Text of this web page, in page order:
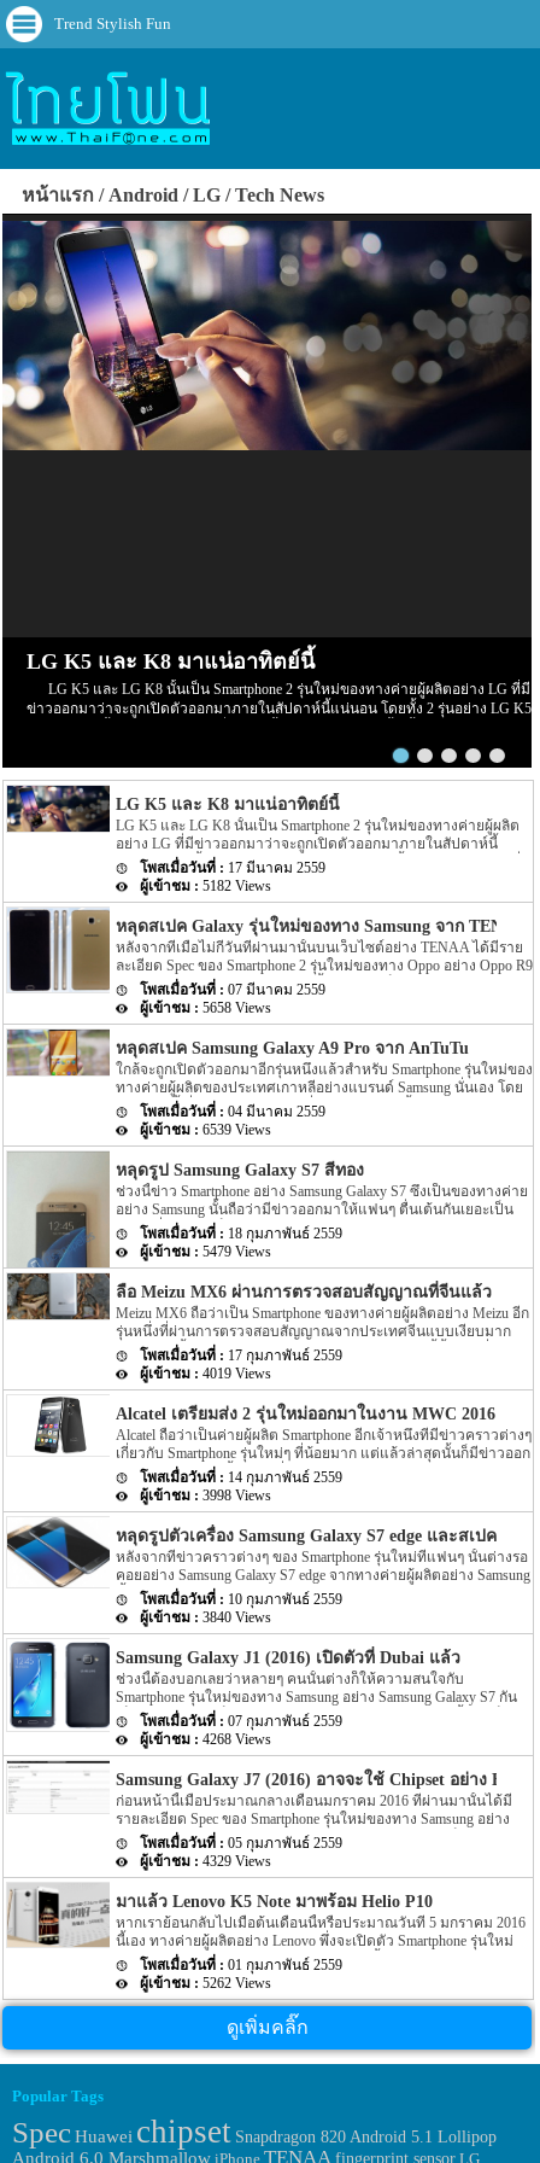
Trend Stylish Fun
หน้าแรก Android LG Tech News
LG K5 และ K8 มาแน่อาทิตย์นี้
LG K5 และ LG K8 นั้นเป็น Smartphone 2 รุ่นใหม่ของทางค่ายผู้ผลิตอย่าง LG ที่มี
ข่าวออกมาว่าจะถูกเปิดตัวออกมาภายในสัปดาห์นี้แน่นอน โดยทั้ง 2 รุ่นอย่าง LG K5
นี้ทาง President และ CEO ของทาง LG Electronics Mobile นั้นได้ออกมากล่าวชื่นชม
ทั้ง 2 รุ่นนี้ว่า “The K8 and K5 will be fantastic choices for anyone who is seeking a
smartphone with great looks, great […]
LG K5 และ K8 มาแน่อาทิตย์นี้
LG K5 และ LG K8 นั้นเป็น Smartphone 2 รุ่นใหม่ของทางค่ายผู้ผลิต
อย่าง LG ที่มีข่าวออกมาว่าจะถูกเปิดตัวออกมาภายในสัปดาห์นี้
แน่นอน โดยทั้ง 2 รุ่นอย่าง LG K5 และ LG K8 นี้จะมีขนาดหน้าจอที่
เท่ากันนั้นก็คือประมาณ 5 นิ้ว นั้นเอง โดย 2 รุุ่นใหม่นี้ทาง President
และ CEO ของทาง LG Electronics Mobile นั้นได้ออกมากล่าวชื่นชมทั้ง
2 รุ่นนี้ว่า “The K8 and K5 will be fantastic choices for anyone who is
seeking a smartphone with great looks, great […]
17 มีนาคม 2559
5182 Views
หลุดสเปค Galaxy รุ่นใหม่ของทาง Samsung จาก TENAA
หลังจากที่เมื่อไม่กี่วันที่ผ่านมานั้นบนเว็บไซต์อย่าง TENAA ได้มีราย
ละเอียด Spec ของ Smartphone 2 รุ่นใหม่ของทาง Oppo อย่าง Oppo R9
และ R9 Plus กันไปแล้ว แต่ล่าสุดนั้นบนหน้าเว็บไซต์อย่าง TENAA
กลับมีสเปคของ Samsung Galaxy รุ่นใหม่ของทาง Samsung ออกมาให้
เราได้ตื่นเต้นกันอีกครั้ง สำหรับสเปคของ Smartphone รุ่นใหม่ของทาง
Samsung ที่ถูกเปิดเผยบนหน้าเว็บไซต์ TENAA นี้นั้นจะเป็นรุ่นอย่าง
Samsung Galaxy A9 Pro นั้นเอง ซึ่งหากเราย้อนกลับไปเมื่อประมาณ
เดือนมกราคมที่ผ่านมานั้นได้มีข่าวลือต่างๆ ของ Samsung Galaxy A9
Pro ออกมาให้เราได้ทราบกันไปแล้ว โดยหลังจากนั้นประมาณเดือน
กุมภาพันธ์นั้นบนหน้าเว็บไซต์อย่าง GFXBench และบนหน้าเว็บไซต์
AnTuTu นั้นก็มีรายละเอียดสเปคของ Samsung Galaxy A9 Pro รุ่นใหม่
นี้ถูกเปิดเผยออกมาอีกครั้ง แต่ล่าสุดนั้นบนหน้าเว็บไซต์ตรวจสอบ
สัญญาณอุปกรณ์เคลื่อนที่อย่าง TENAA […]
07 มีนาคม 2559
5658 Views
หลุดสเปค Samsung Galaxy A9 Pro จาก AnTuTu
ใกล้จะถูกเปิดตัวออกมาอีกรุ่นหนึ่งแล้วสำหรับ Smartphone รุ่นใหม่ของ
ทางค่ายผู้ผลิตของประเทศเกาหลีอย่างแบรนด์ Samsung นั่นเอง โดย
ก่อนหน้านี้เมื่องาน MWC 2016 ที่ผ่านไปไม่นานนี้เอง ทาง Samsung
เองก็เพิ่งเปิดตัว Samsung Galaxy S7 และ Samsung Galaxy S7 edge
ออกไปเอง โดยล่าสุดนั้นกลับมีสเปคของ Smartphone รุ่นใหม่ของทาง
Samsung ออกมาแล้ว สำหรับสเปคของ Smartphone รุ่นใหม่ของทาง
Samsung นั้นจะเป็นรุ่นใหม่อย่าง Samsung Galaxy A9 Pro โดยก่อน
หน้านี้เมื่อต้นเดือนกุมภาพันธ์นั้นก็มีสเปคของ Galaxy A9 Pro ถูกเปิด
เผยออกมาแล้ว โดย Spec ในตอนนั้นจะเป็นข้อมูลจากเว็บไซต์อย่าง
GFXBench สำหรับความละเอียดของตัวกล้องของ Galaxy A9 Pro จะมี
ความละเอียดมากกว่า A9 (2016) ไม่มากนัก โดยจะอัพเกรดจากรุ่น
A9 (2016) […]
04 มีนาคม 2559
6539 Views
หลุดรูป Samsung Galaxy S7 สีทอง
ช่วงนี้ข่าว Smartphone อย่าง Samsung Galaxy S7 ซึ่งเป็นของทางค่าย
อย่าง Samsung นั้นถือว่ามีข่าวออกมาให้แฟนๆ ตื่นเต้นกันเยอะเป็น
พิเศษ ซึ่งอาจจะเป็นเพราะกำหนดเปิดตัว Samsung Galaxy S7 ของ
ทาง Samsung ภายในงานปลายเดือนนี้อย่าง MWC 2016 นั้นใกล้เข้า
มาแล้วนั้นเอง โดยก่อนหน้านี้ได้มีรูปตัวเครื่อง Samsung Galaxy S7
หลุดออกมาแล้วเมื่อไม่นานมานี้เอง แต่ล่าสุดนั้นกลับมีรูปหลุดของ
Samsung Galaxy S7 ออกมาให้แฟนๆ ได้ตืนเต้นกันอีกครั้งแล้ว โดยรูป
ตัวเครื่อง Samsung Galaxy S7 ที่หลุดออกมาเมื่อไม่นานมานี้นั้นจะเป็น
รูปตัวเครื่องสีดำนั้นเอง แต่รูปตัวเครื่อง Samsung Galaxy S7 ที่หลุด
ออกมาล่าสุดนั้นจะมีสีที่แตกต่างไปจากตอนนั้นโดยสีของตัวเครื่องจะ
เป็นสีทองนั้นเอง อีกทั้งรูปหลุดดังกล่าวไม่เพียงแต่เป็นรูปทางด้านหน้า
เครื่องอย่างเดียวเท่านั้น แต่ยังมีรูปทางด้านหลังของตัวเครื่องออกมา
อีกด้วย สำหรับรูปหลุดนี้นั้น (จากรูป) เราจะเห็นว่าทางด้านหลังของ
ตัวเครื่องนั้นทั้งทางซ้ายและทางขวาของตัวเครื่องจะมีความโค้งมน
ซึ่งจะมีความคล้ายกับ Smartphone หน้าจอใหญ่ของทาง Samsung อีก
รุ่นหนึ่งอย่าง Samsung Galaxy Note 5 […]
18 กุมภาพันธ์ 2559
5479 Views
ลือ Meizu MX6 ผ่านการตรวจสอบสัญญาณที่จีนแล้ว
Meizu MX6 ถือว่าเป็น Smartphone ของทางค่ายผู้ผลิตอย่าง Meizu อีก
รุ่นหนึ่งที่ผ่านการตรวจสอบสัญญาณจากประเทศจีนแบบเงียบมาก
โดยล่าสุดนั้นจากข่าวได้ระบุว่า Meizu MX6 รุ่นใหม่นี้นั้นจะมีชื่อ
model number ว่า M681Q อีกทั้งตัวเครื่องอย่าง Meizu MX6 จะรองรับ
การเชื่อมต่อสัญญาณอย่าง GSM / TD-SCDMA / WCDMA /
CDMA2000 / TD-LTE / FDD-LTE ได้ อีกทั้งรายละเอียดของข่าวยังได้
ระบุ Spec ภายในตัวเครื่องออกมาอีกด้วย ซึ่งหากเราย้อนกลับไปนั้น
ข่าวต่างๆ ของ Meizu MX6 รุ่นใหม่นี้นั้นถือว่ามีออกมาน้อยมารวมไป
ถึง Spec ภายในตัวเครื่องอีกด้วย โดย Spec ที่ถูกลือมาก่อนหน้านี้นั้นได้
ระบุออกมาว่า Meizu MX6 รุ่นใหม่นี้จะถูกขับเคลื่อนด้วย Chipset ของ
ทาง MediaTek อย่าง MediaTek Helio X20 นั้นเอง […]
17 กุมภาพันธ์ 2559
4019 Views
Alcatel เตรียมส่ง 2 รุ่นใหม่ออกมาในงาน MWC 2016
Alcatel ถือว่าเป็นค่ายผู้ผลิต Smartphone อีกเจ้าหนึ่งที่มีข่าวคราวต่างๆ
เกี่ยวกับ Smartphone รุ่นใหม่ๆ ที่น้อยมาก แต่แล้วล่าสุดนั้นก็มีข่าวออก
มาว่าทาง Alcatel นั้นกำลังที่จะเปิดตัว Smartphone 2 รุ่นใหม่อย่าง
Alcatel OneTouch Idol 4 และ Alcatel OneTouch Idol 4S นั้นเอง โดย
ก่อนหน้านี้ไม่มีรายละเอียดใดๆ ของ 2 รุ่นใหม่อย่าง Alcatel OneTouch
Idol 4 และ Alcatel OneTouch Idol 4S นี้ออกมาให้เราได้เราได้ทราบกัน
เลย แต่ล่าสุดบนหน้าเว็บไซต์ support ของทาง Alcatel นั้นก็แสดงราย
ละเอียดของ 2 รุ่นใหม่อย่าง Alcatel OneTouch Idol 4 และ Alcatel
OneTouch Idol 4S ออกมาให้เราได้ทราบรายละเอียด […]
14 กุมภาพันธ์ 2559
3998 Views
หลุดรูปตัวเครื่อง Samsung Galaxy S7 edge และสเปคจาก
หลังจากที่ข่าวคราวต่างๆ ของ Smartphone รุ่นใหม่ที่แฟนๆ นั้นต่างรอ
คอยอย่าง Samsung Galaxy S7 edge จากทางค่ายผู้ผลิตอย่าง Samsung
นั้นต่างไม่ค่อยมีความคืบหน้าต่างๆ ออกมาให้เราได้ทราบราย
ละเอียดมากนักในช่วงนี้ แฟนๆ หลายๆ ท่านอาจจะรอไปจนถึงเปิดตัว
ในปลายเดือนนี้เลยเพื่อที่จะได้ข่าวที่ชัดเจน แต่เหมือนทาง Samsung
นั้นจะรู้ โดยล่าสุดนั้นกลับมีภาพตัวเครื่อง Samsung Galaxy S7 edge
หลุดออกมาให้เราได้เห็นรูปร่างกันอย่างชัดเจนแล้ว สำหรับข่าวของ
Samsung Galaxy S7 edge ที่หลุดออกมานั้น (จากรูป) เราจะเห็นว่าหน้า
จอการแสดงผลของ Samsung Galaxy S7 edge รุ่นนี้นั้นจะมาพร้อมกับ
หน้าจอที่เป็นแบบ curved screen ทั้งขอบทางด้านซ้ายและขอบทาง
ด้านขวานั้นเอง อีกทั้ง (จากรูป) ที่แสดงนั้นหน้าจอได้แสดงผลสเปค
ของ Samsung Galaxy S7 edge ให้เราได้ทราบกันอีกด้วย โดยราย
ละเอียดของ Spec ที่แสดงนั้นจะเป็นข้อมูลจากเว็บไซต์ benchmark
อย่าง AnTuTu […]
10 กุมภาพันธ์ 2559
3840 Views
Samsung Galaxy J1 (2016) เปิดตัวที่ Dubai แล้ว
ช่วงนี้ต้องบอกเลยว่าหลายๆ คนนั้นต่างก็ให้ความสนใจกับ
Smartphone รุ่นใหม่ของทาง Samsung อย่าง Samsung Galaxy S7 กัน
เป็นส่วนใหญ่ แต่ก็มีน้อยคนนักจะทราบว่าทาง Samsung นั้นเองก็ได้
เปิดตัว Smartphone รุ่นเล็กอย่าง Samsung Galaxy J1 2016 ออกมาแล้ว
ที่ Dubai โดยก่อนหน้านี้เราได้พบเห็นรูป renders ของตัวเครื่อง
Samsung Galaxy J1 2016 กันไปแล้ว โดยรูป renders ตัวเครื่อง
Samsung Galaxy J1 2016 ดังกล่าวที่หลุดออกมานั้นได้ถูกเปิดเผยจาก
ทาง Social อย่าง Twitter นั้นเอง อีกทั้งรายละเอียดยังได้ระบุ Spec ของ
ตัวเครื่องที่ไม่แน่ชัดออกมาอีกด้วย แต่ล่าสุดนั้นทาง Samsung เองก็
เปิดตัว Samsung Galaxy J1 เวอร์ชั่น 2016 ออกมาแล้วอย่างเป็น
ทางการที่เมือง Dubai ประเทศอินเดียแล้ว […]
07 กุมภาพันธ์ 2559
4268 Views
Samsung Galaxy J7 (2016) อาจจะใช้ Chipset อย่าง
ก่อนหน้านี้เมื่อประมาณกลางเดือนมกราคม 2016 ที่ผ่านมานั้นได้มี
รายละเอียด Spec ของ Smartphone รุ่นใหม่ของทาง Samsung อย่าง
Samsung Galaxy J7 (2016) เปิดเผยออกมาผ่านทางหน้าเว็บไซต์อย่าง
GFXBench กันไปแล้ว โดยในตอนนั้นหลายๆ คนต่างก็คิดว่า Spec ใน
ตอนนั้นจะเป็น Spec ของตัวเครื่องที่สมบูรณ์แล้ว แต่ล่าสุดนั้นบนหน้า
เว็บไซต์ที่น่าเชือถือได้อย่าง Geekbench และเว็บไซต์ GFXBench นั้น
ต่างก็เปิดเผย Spec ของ Samsung Galaxy J7 (2016) ออกมาให้เราได้
ทราบกันอีกแล้ว โดยรายละเอียด Spec ของ Samsung Galaxy J7 (2016)
ในครั้งนี้ได้เปิดเผยว่า Samsung Galaxy J7 (2016) รุ่นนี้จะขับเคลื่อน
ด้วย Chipset อย่าง Exynos ซึ่งเป็น Chipset ที่ทาง Samsung นั้นได้ทำา
กรพัฒนาขึ้นมานั้นเอง […]
05 กุมภาพันธ์ 2559
4329 Views
มาแล้ว Lenovo K5 Note มาพร้อม Helio P10
หากเราย้อนกลับไปเมื่อต้นเดือนนี้หรือประมาณวันที่ 5 มกราคม 2016
นี้เอง ทางค่ายผู้ผลิตอย่าง Lenovo พึ่งจะเปิดตัว Smartphone รุ่นใหม่
อย่าง Lenovo Vibe K4 Note ออกมาไม่นานนี้เอง โดยราคาของตัว
เครื่องนั้นมีราคาเพียงแค่ $180 หรือประมาณ 6,480 เท่านั้น แต่ล่าสุด
นั้นได้มีข่าวออกมาว่า Lenovo นั้นเปิดตัว Smartphone รุ่นใหม่อีกแล้ว
โดยตามรายละเอียดดังกล่าวได้ระบุว่าทาง Lenovo นั้นได้เปิดตัว
Smartphone รุ่นต่อยอดของ Lenovo Vibe K4 Note อย่างรุ่น Lenovo K5
Note ออกมาแล้วนั้นเอง โดย Lenovo K5 Note รุ่นนี้จะมาพร้อมกับ
body ของตัวเครื่องทีเป็นแบบ all-metal body สำหรับ Chipset ที่ขับ
01 กุมภาพันธ์ 2559
5262 Views
ดูเพิ่มคลิ๊ก
Popular Tags
SpecHuawei chipset Snapdragon 820 Android 5.1 Lollipop
Android 6.0 Marshmallow iPhone TENAA fingerprint sensor LG